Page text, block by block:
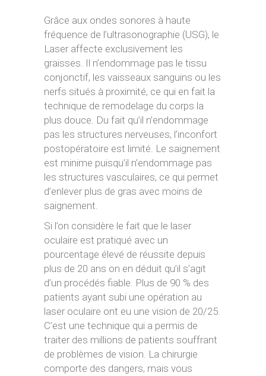
Grâce aux ondes sonores à haute
fréquence de l’ultrasonographie (USG), le
Laser affecte exclusivement les
graisses. Il n’endommage pas le tissu
conjonctif, les vaisseaux sanguins ou les
nerfs situés à proximité, ce qui en fait la
technique de remodelage du corps la
plus douce. Du fait qu’il n’endommage
pas les structures nerveuses, l’inconfort
postopératoire est limité. Le saignement
est minime puisqu’il n’endommage pas
les structures vasculaires, ce qui permet
d’enlever plus de gras avec moins de
saignement.
Si l’on considère le fait que le laser
oculaire est pratiqué avec un
pourcentage élevé de réussite depuis
plus de 20 ans on en déduit qu’il s’agit
d’un procédés fiable. Plus de 90 % des
patients ayant subi une opération au
laser oculaire ont eu une vision de 20/25.
C’est une technique qui a permis de
traiter des millions de patients souffrant
de problèmes de vision. La chirurgie
comporte des dangers, mais vous